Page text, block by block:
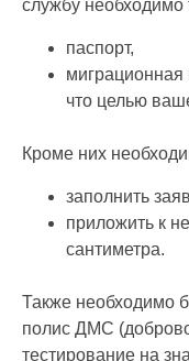
службу необходимо
паспорт,
миграционная
что целью
Кроме них
заполнить
приложить к
сантиметра.
Также необходимо
полис ДМС
тестирование на